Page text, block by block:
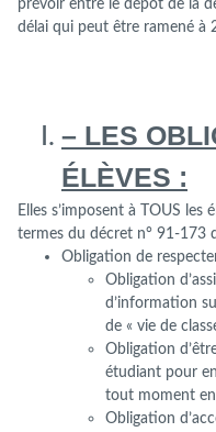
prévoir entre le dépôt de la
délai qui peut être ramené à
– LES
ÉLÈVES :
Elles s’imposent à TOUS les
termes du décret n° 91-173
Obligation de
Obligation
d’information
de « vie de
Obligation
étudiant pour
tout moment
Obligation